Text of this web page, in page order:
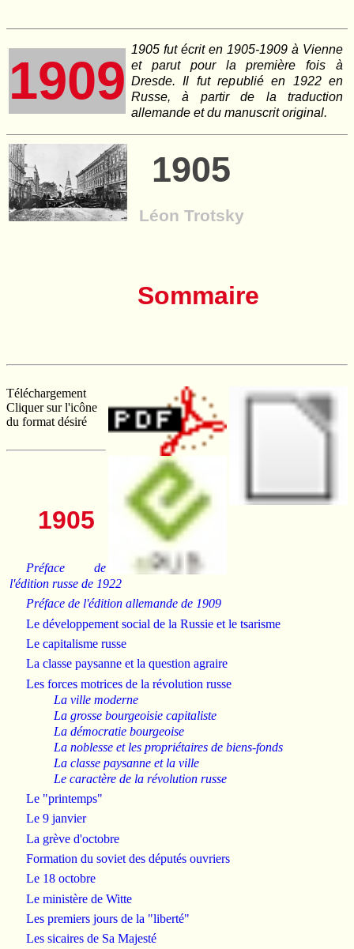
1909
1905 fut écrit en 1905-1909 à Vienne
et parut pour la première fois à
Dresde. Il fut republié en 1922 en
Russe, à partir de la traduction
allemande et du manuscrit original.
1905
Léon Trotsky
Sommaire
Téléchargement
Cliquer sur l'icône
du format désiré
1905
Préface de
l'édition russe de 1922
Préface de l'édition allemande de 1909
Le développement social de la Russie et le tsarisme
Le capitalisme russe
La classe paysanne et la question agraire
Les forces motrices de la révolution russe
La ville moderne
La grosse bourgeoisie capitaliste
La démocratie bourgeoise
La noblesse et les propriétaires de biens-fonds
La classe paysanne et la ville
Le caractère de la révolution russe
Le "printemps"
Le 9 janvier
La grève d'octobre
Formation du soviet des députés ouvriers
Le 18 octobre
Le ministère de Witte
Les premiers jours de la "liberté"
Les sicaires de Sa Majesté